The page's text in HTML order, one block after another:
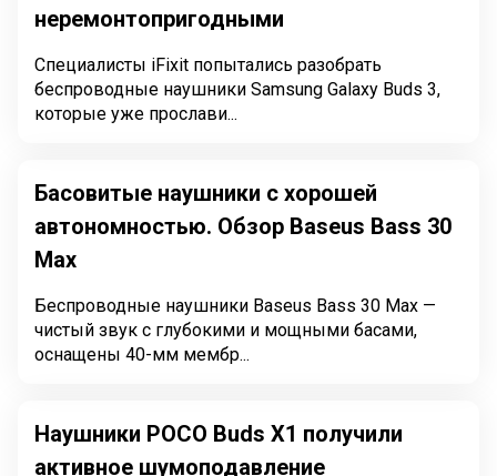
неремонтопригодными
Специалисты iFixit попытались разобрать
беспроводные наушники Samsung Galaxy Buds 3,
которые уже прослави...
Басовитые наушники с хорошей
автономностью. Обзор Baseus Bass 30
Max
Беспроводные наушники Baseus Bass 30 Max —
чистый звук с глубокими и мощными басами,
оснащены 40-мм мембр...
Наушники POCO Buds X1 получили
активное шумоподавление